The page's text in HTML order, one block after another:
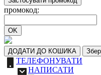
промокод:
OK
ДОДАТИ ДО КОШИКА
ТЕЛЕФОНУВАТИ
НАПИСАТИ